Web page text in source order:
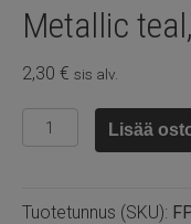
Metallic
2,30 € sis alv.
Pyöreä
fasettihelmi
Lisää
Tuotetunnus (SKU):